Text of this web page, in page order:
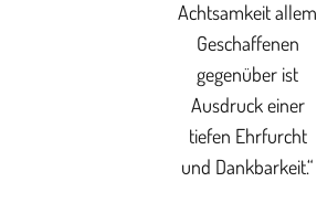
Achtsamkeit allem
Geschaffenen
gegenüber ist
Ausdruck einer
tiefen Ehrfurcht
und Dankbarkeit.“